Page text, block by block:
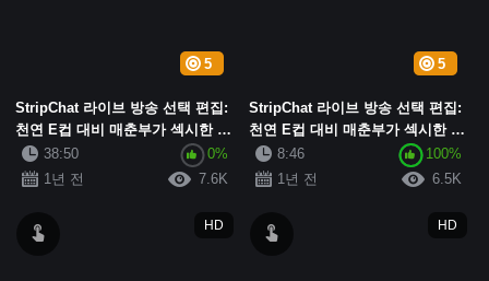
5
StripChat 라이브 방송 선택 편집:
천연 E컵 대비 매춘부가 섹시한 흰
색 실크 진동기를 착용하고 자위하
고 신음하며 변덕스러운 아름다움
38:50
0%
1년 전
7.6K
5
StripChat 라이브 방송 선택 편집:
천연 E컵 대비 매춘부가 섹시한 흰
색 실크 진동기를 착용하고, 자위
하고 신음하며, 변덕스러운 아름다
8:46
100%
1년 전
6.5K
HD HD